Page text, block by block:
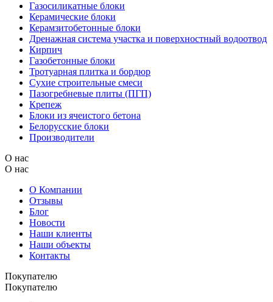
Газосиликатные блоки
Керамические блоки
Керамзитобетонные блоки
Дренажная система участка и поверхностный водоотвод
Кирпич
Газобетонные блоки
Тротуарная плитка и бордюр
Сухие строительные смеси
Пазогребневые плиты (ПГП)
Крепеж
Блоки из ячеистого бетона
Белорусские блоки
Производители
О нас
О нас
О Компании
Отзывы
Блог
Новости
Наши клиенты
Наши объекты
Контакты
Покупателю
Покупателю